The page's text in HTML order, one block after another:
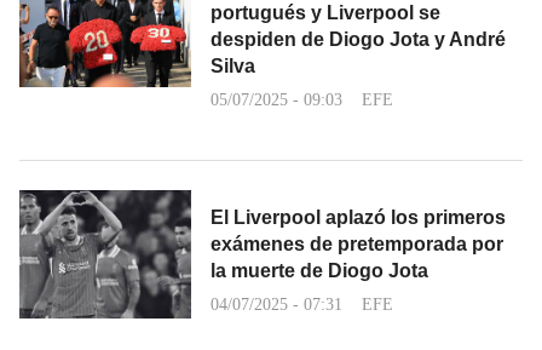
portugués y Liverpool se
despiden de Diogo Jota y André
Silva
05/07/2025 - 09:03 EFE
El Liverpool aplazó los primeros
exámenes de pretemporada por
la muerte de Diogo Jota
04/07/2025 - 07:31 EFE